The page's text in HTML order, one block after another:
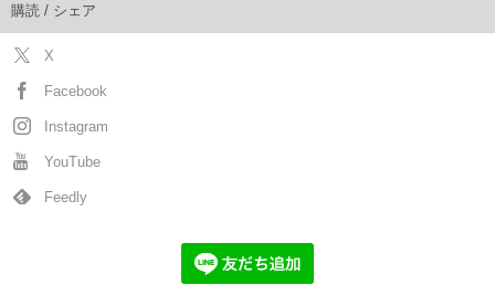
購読 / シェア
X
Facebook
Instagram
YouTube
Feedly